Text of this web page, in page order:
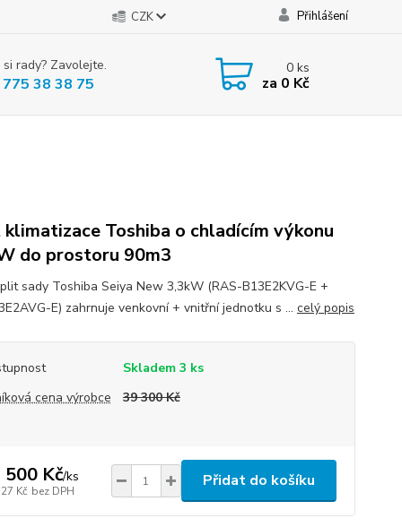
CZK Přihlášení
rady? Zavolejte.
38 38 75
0ks
za 0 Kč
Toshiba o chladícím výkonu
do prostoru 90m3
sady Toshiba Seiya New 3,3kW (RAS-B13E2KVG-E +
E) zahrnuje venkovní + vnitřní jednotku s ... celý popis
Skladem 3 ks
cena výrobce
39 300 Kč
500 Kč/ks
Kč bez DPH
Přidat do košíku